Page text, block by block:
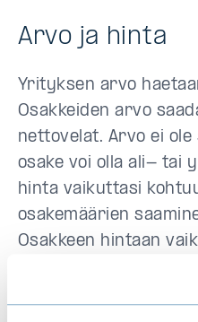
Arvo ja hinta
Yrityksen arvo
Osakkeiden arvo
nettovelat. Arvo ei
osake voi olla ali- tai
hinta vaikuttasi
osakemäärien
Osakkeen hintaan
merkittävästi